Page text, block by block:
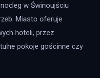
w Świnoujściu
Miasto oferuje
hoteli, przez
pokoje gościnne czy